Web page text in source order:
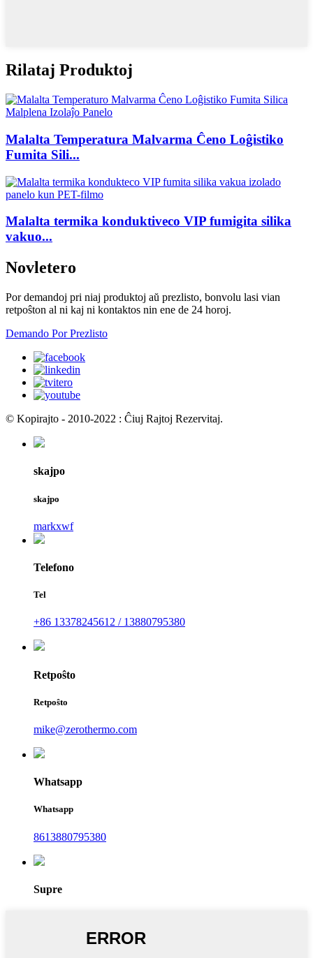
Rilataj Produktoj
Malalta Temperatura Malvarma Ĉeno Loĝistiko
Fumita Sili...
Malalta termika konduktiveco VIP fumigita silika
vakuo...
Novletero
Por demandoj pri niaj produktoj aŭ prezlisto, bonvolu lasi vian
retpoŝton al ni kaj ni kontaktos nin ene de 24 horoj.
Demando Por Prezlisto
© Kopirajto - 2010-2022 : Ĉiuj Rajtoj Rezervitaj.
skajpo
skajpo
markxwf
Telefono
Tel
+86 13378245612 / 13880795380
Retpoŝto
Retpoŝto
mike@zerothermo.com
Whatsapp
Whatsapp
8613880795380
Supre